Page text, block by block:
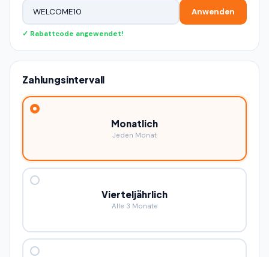
Anwenden
✓ Rabattcode angewendet!
Zahlungsintervall
Monatlich
Jeden Monat
Vierteljährlich
Alle 3 Monate